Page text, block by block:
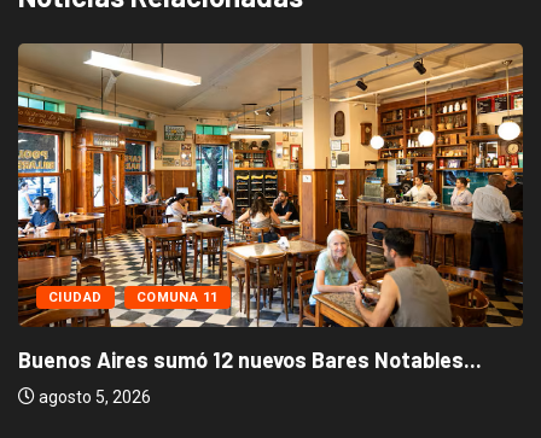
CIUDAD COMUNA 11
Buenos Aires sumó 12 nuevos Bares Notables...
agosto 5, 2026